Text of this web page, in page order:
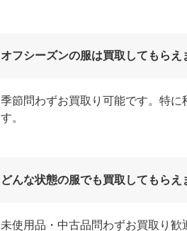
オフシーズンの服は買取してもらえ
季節問わずお買取り可能です。特
す。
どんな状態の服でも買取してもらえ
未使用品・中古品問わずお買取り